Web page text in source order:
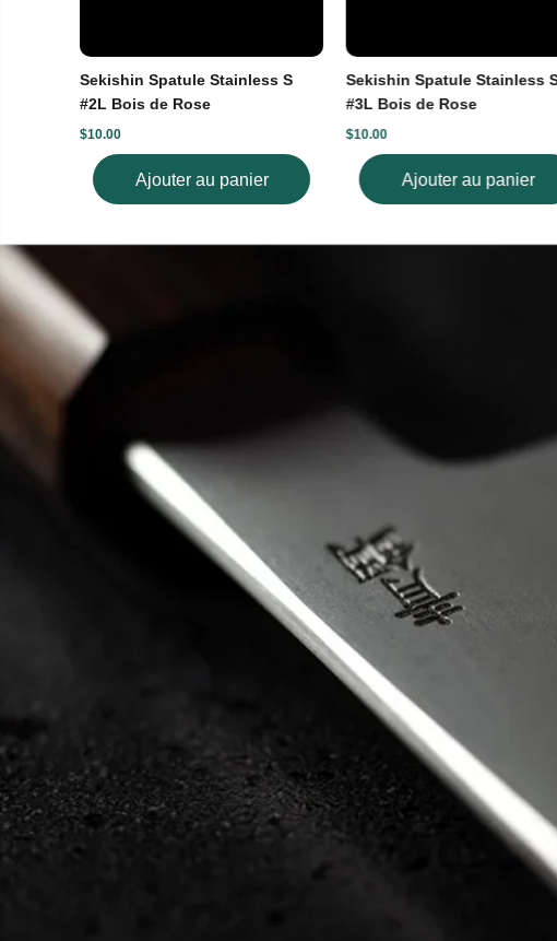
Sekishin Spatule Stainless S
#2L Bois de Rose
$10.00
Ajouter au panier
Sekishin Spatule Stainless
#3L Bois de Rose
$10.00
Ajouter au panier